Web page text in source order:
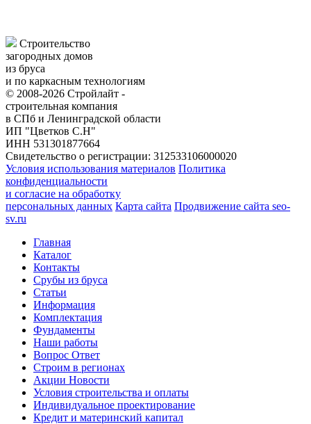
Строительство
загородных домов
из бруса
и по каркасным технологиям
© 2008-2026 Стройлайт -
строительная компания
в СПб и Ленинградской области
ИП "Цветков С.Н"
ИНН 531301877664
Свидетельство о регистрации: 312533106000020
Условия использования материалов Политика
конфиденциальности
и согласие на обработку
персональных данных Карта сайта Продвижение сайта seo-
sv.ru
Главная
Каталог
Контакты
Срубы из бруса
Статьи
Информация
Комплектация
Фундаменты
Наши работы
Вопрос Ответ
Строим в регионах
Акции Новости
Условия строительства и оплаты
Индивидуальное проектирование
Кредит и материнский капитал